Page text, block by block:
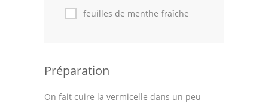
feuilles de menthe fraîche
Préparation
On fait cuire la vermicelle dans un peu